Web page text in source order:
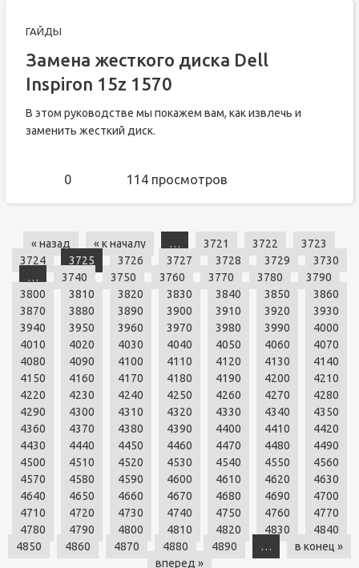
ГАЙДЫ
Замена жесткого диска Dell
Inspiron 15z 1570
В этом руководстве мы покажем вам, как извлечь и
заменить жесткий диск.
0 114 просмотров
« назад « к началу … 3721 3722
3723
3724
3725 3726 3727 3728 3729
3730
…
3740 3750 3760 3770 3780
3790
3800
3810 3820 3830 3840 3850
3860
3870
3880 3890 3900 3910 3920
3930
3940
3950 3960 3970 3980 3990
4000
4010
4020 4030 4040 4050 4060
4070
4080
4090 4100 4110 4120 4130
4140
4150
4160 4170 4180 4190 4200
4210
4220
4230 4240 4250 4260 4270
4280
4290
4300 4310 4320 4330 4340
4350
4360
4370 4380 4390 4400 4410
4420
4430
4440 4450 4460 4470 4480
4490
4500
4510 4520 4530 4540 4550
4560
4570
4580 4590 4600 4610 4620
4630
4640
4650 4660 4670 4680 4690
4700
4710
4720 4730 4740 4750 4760
4770
4780
4790 4800 4810 4820 4830
4840
4850
4860 4870 4880 4890 …
в конец »
вперед »